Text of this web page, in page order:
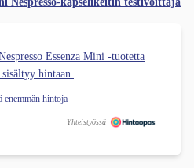
Essenza Mini -tuotetta
hintaan.
enemmän hintoja
Yhteistyössä